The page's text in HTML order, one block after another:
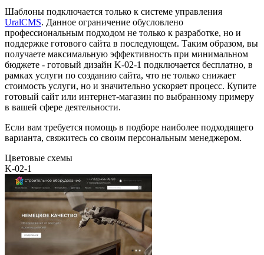
Шаблоны подключается только к системе управления
UralCMS. Данное ограничение обусловлено
профессиональным подходом не только к разработке, но и
поддержке готового сайта в последующем. Таким образом, вы
получаете максимальную эффективность при минимальном
бюджете - готовый дизайн K-02-1 подключается бесплатно, в
рамках услуги по созданию сайта, что не только снижает
стоимость услуги, но и значительно ускоряет процесс. Купите
готовый сайт или интернет-магазин по выбранному примеру
в вашей сфере деятельности.
Если вам требуется помощь в подборе наиболее подходящего
варианта, свяжитесь со своим персональным менеджером.
Цветовые схемы
K-02-1